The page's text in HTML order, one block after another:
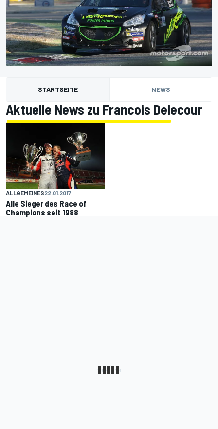
STARTSEITE NEWS
Aktuelle News zu Francois Delecour
ALLGEMEINES22.01.2017
Alle Sieger des Race of
Champions seit 1988